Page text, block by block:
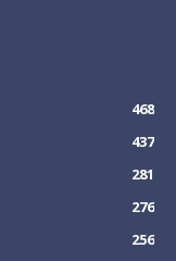
468
437
281
276
256